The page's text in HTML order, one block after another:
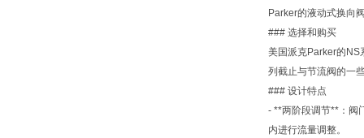
Parker的液动式换向
### 选择和购买
美国派克Parker的NS
列截止与节流阀的一
### 设计特点
- **两阶段调节**：阀
内进行流量调整。